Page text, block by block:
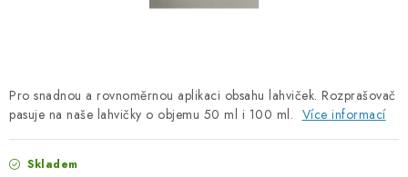
Natural Health Store
Slovník pojmů
Mapa serveru
Pro snadnou a rovnoměrnou aplikaci obsahu lahviček. Rozprašovač
pasuje na naše lahvičky o objemu 50 ml i 100 ml. Více informací
Skladem